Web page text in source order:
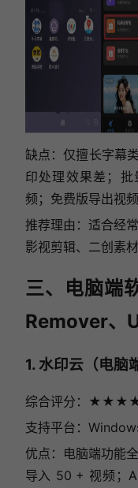
缺点：仅擅长字幕
印处理效果差；
频；免费版导出视
推荐理由：适合经
影视剪辑、二创素
三、电脑端
Remover、
1. 水印云（电脑
综合评分：
支持平台：
优点：电脑端功能
导入 50 + 视频；